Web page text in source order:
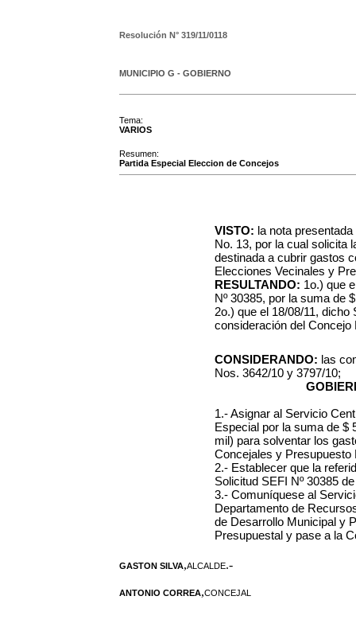
Resolución N° 319/11/0118
MUNICIPIO G - GOBIERNO
Tema:
VARIOS
Resumen:
Partida Especial Eleccion de Concejos
VISTO: la nota
No. 13, por la cual solicita
destinada a cubrir gastos
Elecciones Vecinales y
RESULTANDO: 1o.) que
Nº 30385, por la suma de
2o.) que el 18/08/11,
consideración del Concejo
CONSIDERANDO: las
Nos. 3642/10 y 3797/10;
1.- Asignar al Servicio
Especial por la suma de $
mil) para solventar los
Concejales y Presupuesto
2.- Establecer que la
Solicitud SEFI Nº 30385
3.- Comuníquese al
Departamento de
de Desarrollo Municipal y
Presupuestal y pase a la
GASTON SILVA,ALCALDE.-
ANTONIO CORREA,CONCEJAL